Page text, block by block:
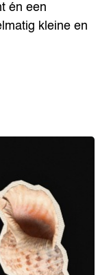
én een
kleine en